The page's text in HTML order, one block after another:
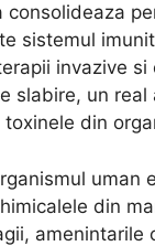
consolideaza
sistemul
invazive
slabire, un
din
uman
din
amenintarile